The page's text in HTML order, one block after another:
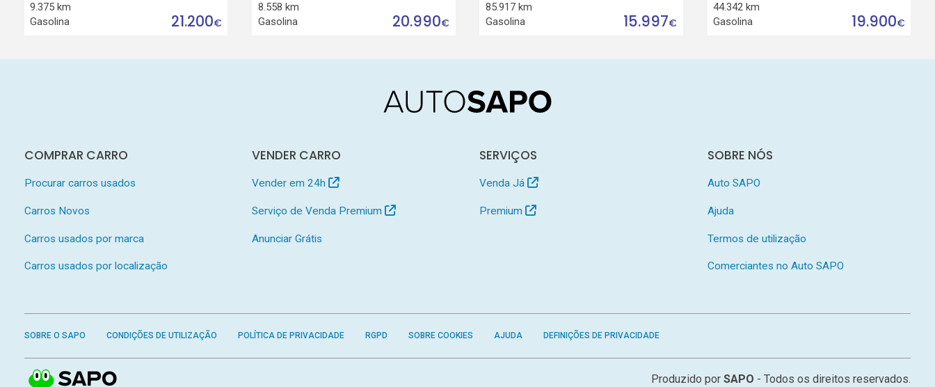
9.375 km
Gasolina
21.200€
8.558 km
Gasolina
20.990€
85.917 km
Gasolina
15.997€
44.342 km
Gasolina
19.900€
COMPRAR CARRO
Procurar carros usados
Carros Novos
Carros usados por marca
Carros usados por localização
VENDER CARRO
Vender em 24h
Serviço de Venda Premium
Anunciar Grátis
SERVIÇOS
Venda Já
Premium
SOBRE NÓS
Auto SAPO
Ajuda
Termos de utilização
Comerciantes no Auto SAPO
SOBRE O SAPO CONDIÇÕES DE UTILIZAÇÃO POLÍTICA DE PRIVACIDADE RGPD SOBRE COOKIES AJUDA DEFINIÇÕES DE PRIVACIDADE
Produzido porSAPO - Todos os direitos reservados.